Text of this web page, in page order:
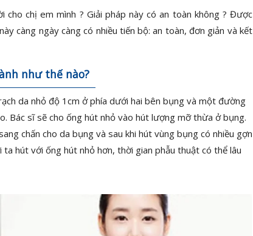
chị em mình ? Giải pháp này có an toàn không ? Được
càng ngày càng có nhiều tiến bộ: an toàn, đơn giản và kết
như thế nào?
da nhỏ độ 1cm ở phía dưới hai bên bụng và một đường
Bác sĩ sẽ cho ống hút nhỏ vào hút lượng mỡ thừa ở bụng.
chấn cho da bụng và sau khi hút vùng bụng có nhiều gợn
hút với ống hút nhỏ hơn, thời gian phẫu thuật có thể lâu